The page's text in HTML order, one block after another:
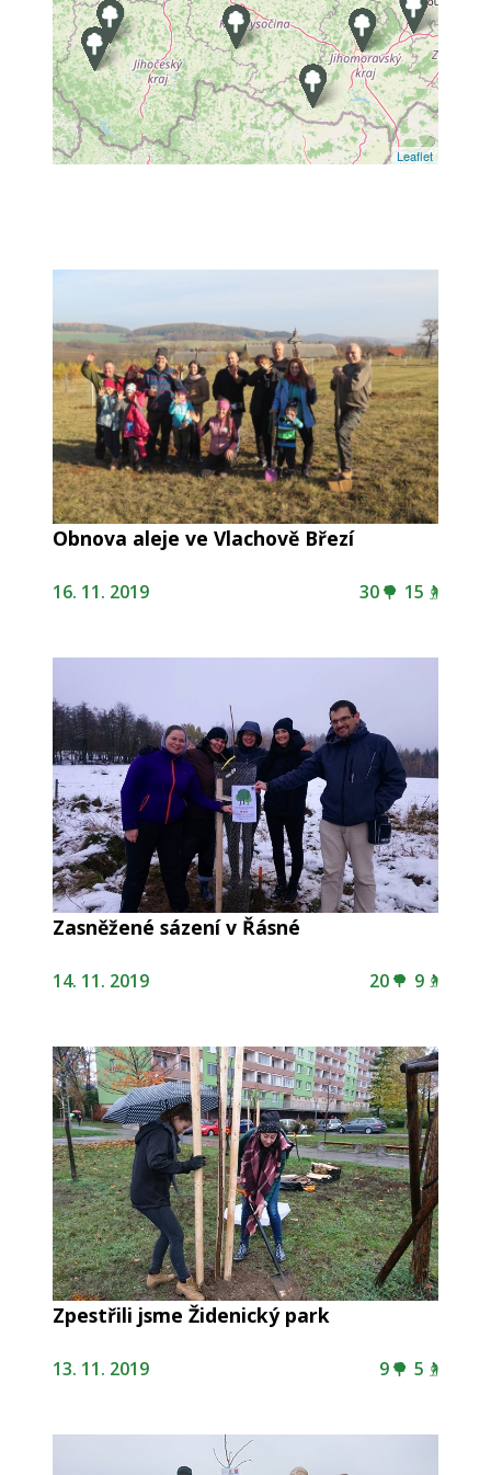
Leaflet
Obnova aleje ve Vlachově Březí
16. 11. 2019 30 15
Zasněžené sázení v Řásné
14. 11. 2019 20 9
Zpestřili jsme Židenický park
13. 11. 2019 9 5